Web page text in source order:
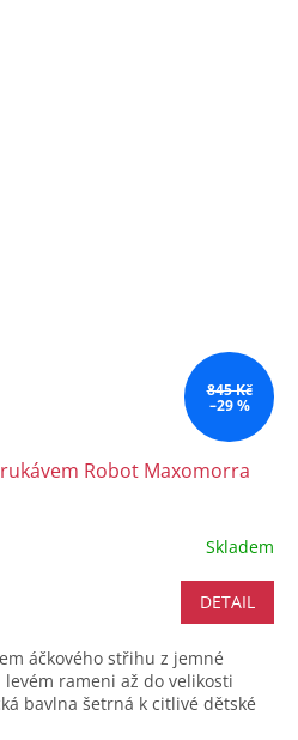
845 Kč
–29 %
Robot Maxomorra
Skladem
DETAIL
áčkového střihu z jemné
rameni až do velikosti
bavlna šetrná k citlivé dětské